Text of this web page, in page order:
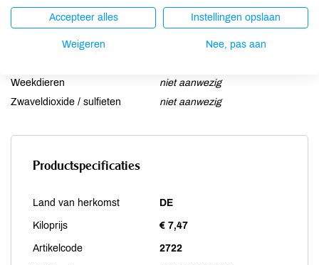
Selderij
niet aanwezig
Sesam
niet aanwezig
niet aanwezig
Weekdieren
niet aanwezig
Zwaveldioxide / sulfieten
niet aanwezig
Productspecificaties
Land van herkomst DE
Kiloprijs € 7,47
Artikelcode 2722
Accepteer alles Instellingen opslaan
Weigeren Nee, pas aan